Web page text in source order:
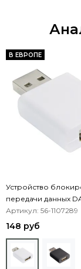
В ЕВРОПЕ
Устройство
передачи данных
Артикул: 56-1107289
148 руб